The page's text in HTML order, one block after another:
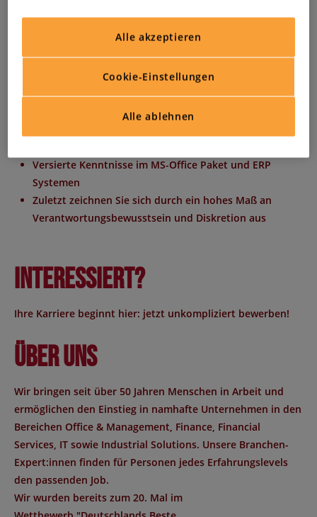
Abgeschlossenes Studium oder eine kaufmännische
Ausbildung mit Weiterbildung zum Bilanzbuchhalter
Bilanzierungskenntnisse nach HGB und IFRS
Versierte Kenntnisse im MS-Office Paket und ERP
Systemen
Zuletzt zeichnen Sie sich durch ein hohes Maß an
Verantwortungsbewusstsein und Diskretion aus
Interessiert?
Ihre Karriere beginnt hier: jetzt unkompliziert bewerben!
Über uns
Wir bringen seit über 50 Jahren Menschen in Arbeit und
ermöglichen den Einstieg in namhafte Unternehmen in den
Bereichen Office & Management, Finance, Financial
Services, IT sowie Industrial Solutions. Unsere Branchen-
Expert:innen finden für Personen jedes Erfahrungslevels
den passenden Job.
Wir wurden bereits zum 20. Mal im
Cookie-Einstellungen
Alle ablehnen
Alle akzeptieren